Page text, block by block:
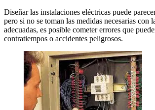
Diseñar las instalaciones eléctricas puede
pero si no se toman las medidas necesarias con
adecuadas, es posible cometer errores que
contratiempos o accidentes peligrosos.